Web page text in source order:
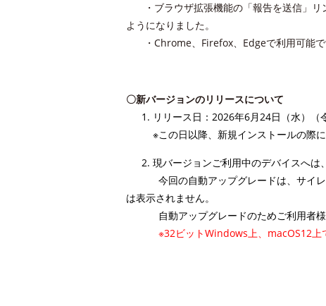
・ブラウザ拡張機能の「報告を送信」
ようになりました。
・Chrome、Firefox、Edgeで利用可能
〇新バージョンのリリースについて
1. リリース日：2026年6月24日（水）（
※この日以降、新規インストールの際
2. 現バージョンご利用中のデバイスへは
今回の自動アップグレードは、サイ
は表示されません。
自動アップグレードのためご利用者
※32ビットWindows上、macOS12上